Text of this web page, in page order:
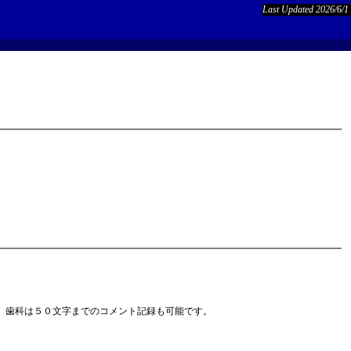
Last Updated 2026/6/1
科は５０文字までのコメント記録も可能です。